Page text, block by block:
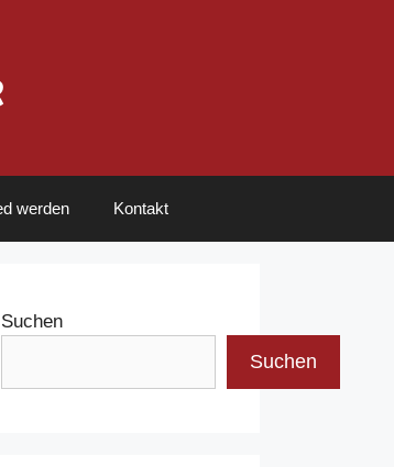
werden Kontakt
Suchen
Suchen